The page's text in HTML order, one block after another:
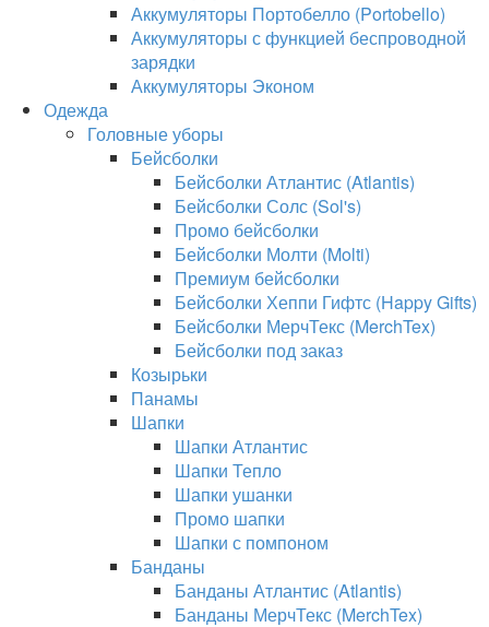
Аккумуляторы Портобелло (Portobello)
Аккумуляторы с функцией беспроводной
зарядки
Аккумуляторы Эконом
Одежда
Головные уборы
Бейсболки
Бейсболки Атлантис (Atlantis)
Бейсболки Солс (Sol's)
Промо бейсболки
Бейсболки Молти (Molti)
Премиум бейсболки
Бейсболки Хеппи Гифтс (Happy Gifts)
Бейсболки МерчТекс (MerchTex)
Бейсболки под заказ
Козырьки
Панамы
Шапки
Шапки Атлантис
Шапки Тепло
Шапки ушанки
Промо шапки
Шапки с помпоном
Банданы
Банданы Атлантис (Atlantis)
Банданы МерчТекс (MerchTex)